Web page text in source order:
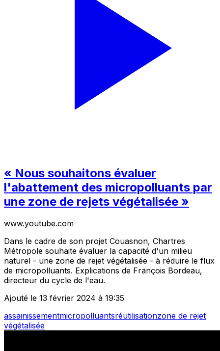
« Nous souhaitons évaluer
l'abattement des micropolluants par
une zone de rejets végétalisée »
www.youtube.com
Dans le cadre de son projet Couasnon, Chartres
Métropole souhaite évaluer la capacité d'un milieu
naturel - une zone de rejet végétalisée - à réduire le flux
de micropolluants. Explications de François Bordeau,
directeur du cycle de l'eau.
Ajouté le 13 février 2024 à 19:35
assainissementmicropolluantsréutilisationzone de rejet
végétalisée